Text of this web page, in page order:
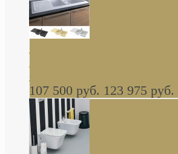
керамическая мойка 1160 x
серая, черная, бежевая В
107 500 руб. 123 975 руб.